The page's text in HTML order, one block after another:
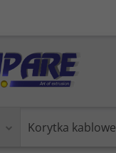
Korytka kablowe